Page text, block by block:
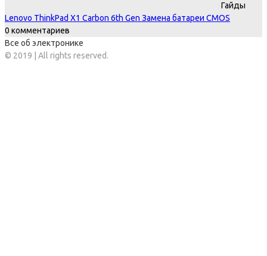
Гайды
Lenovo ThinkPad X1 Carbon 6th Gen Замена батареи CMOS
0 комментариев
Все об электронике
© 2019 | All rights reserved.